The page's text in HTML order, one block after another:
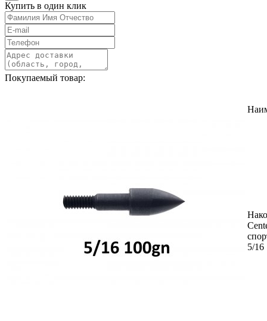
Купить в один клик
Покупаемый товар:
5/16